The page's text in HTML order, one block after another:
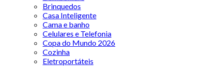
Brinquedos
Casa Inteligente
Cama e banho
Celulares e Telefonia
Copa do Mundo 2026
Cozinha
Eletroportáteis